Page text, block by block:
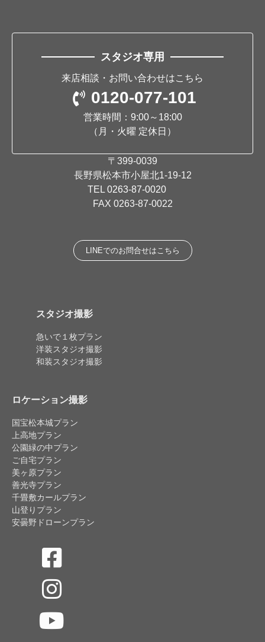
スタジオ専用
来店相談・お問い合わせはこちら
0120-077-101
営業時間：9:00～18:00
（月・火曜 定休日）
〒399-0039
長野県松本市小屋北1-19-12
TEL 0263-87-0020
FAX 0263-87-0022
LINEでのお問合せはこちら
スタジオ撮影
急いで１枚プラン
洋装スタジオ撮影
和装スタジオ撮影
ロケーション撮影
国宝松本城プラン
上高地プラン
公園緑の中プラン
ご自宅プラン
美ヶ原プラン
善光寺プラン
千畳敷カールプラン
山登りプラン
安曇野ドローンプラン